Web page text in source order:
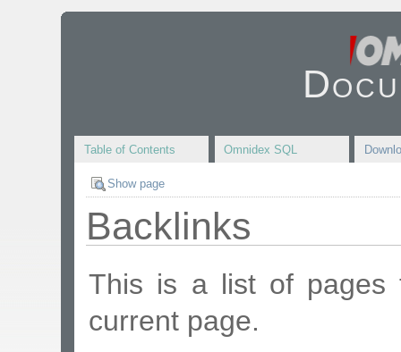
Table of Contents Omnidex SQL
Show page
Backlinks
This is a list of pages
current page.